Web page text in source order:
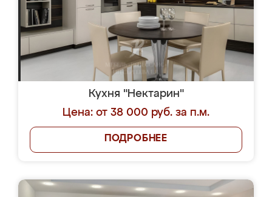
Кухня "Нектарин"
Цена: от 38 000 руб. за п.м.
ПОДРОБНЕЕ